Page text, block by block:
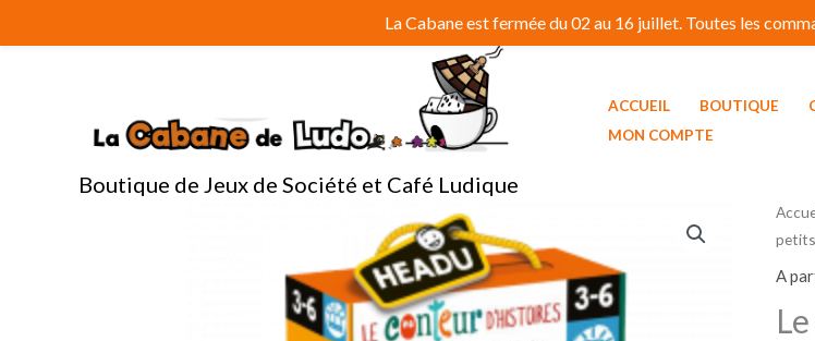
au
Boutique de Jeux de Société et Café Ludique
ACCUEIL BOUTIQUE
MON COMPTE
petits
A
La Cabane est fermée du 02 au 16 juillet. Toutes les